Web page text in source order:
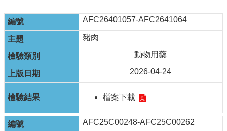
附
屬
單
位
公
開
資
公
AFC26401057-AFC2641064
豬肉
動物用藥
2026-04-24
檔案下載
AFC25C00248-AFC25C00262